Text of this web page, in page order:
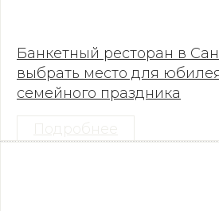
Банкетный ресторан в
выбрать место для
семейного праздника
Подробнее